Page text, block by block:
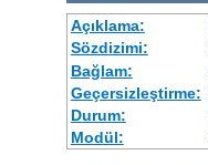
Açıklama:
Sözdizimi:
Bağlam:
Geçersizleştirme:
Durum:
Modül: